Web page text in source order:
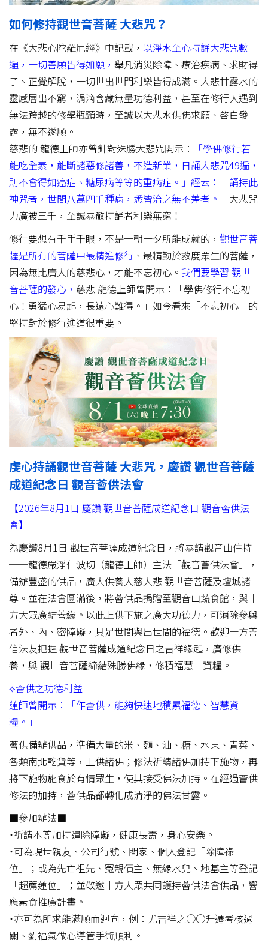
如何修持觀世音菩薩 大悲咒？
在《大悲心陀羅尼經》中記載， 以淨水至心持誦大悲咒數
遍，一切善願皆得如願， 舉凡消災除障、療治疾病、求財得
子、正覺解脫，一切世出世間利樂皆得成滿。大悲甘露水的
靈感層出不窮，涓滴含藏無量功德利益，甚至在修行人遇到
無法跨越的修學瓶頸時，至誠以大悲水供佛求願、啓白發
露，無不遂願。
慈悲的 龍德上師亦曾針對殊勝大悲咒開示：
「學佛修行若
能吃全素，能斷諸惡修諸善，不造新業，日誦大悲咒49遍，
則不會得如癌症、糖尿病等等的重病症。」經云：「誦持此
神咒者，世間八萬四千種病，悉皆治之無不差者。」 大悲咒
力廣被三千，至誠恭敬持誦者利樂無窮！
修行要想有千手千眼，不是一朝一夕所能成就的， 觀世音菩
薩是所有的菩薩中最精進修行 、最精勤於救度眾生的菩薩，
因為無比廣大的慈悲心，才能不忘初心。 我們要學習 觀世
音菩薩的發心， 慈悲 龍德上師曾開示：「學佛修行不忘初
心！勇猛心易起，長遠心難得。」如今看來「不忘初心」的
堅持對於修行進道很重要。
虔心持誦觀世音菩薩 大悲咒，慶讚 觀世音菩薩
成道紀念日 觀音薈供法會
【2026年8月1日 慶讚 觀世音菩薩成道紀念日 觀音薈供法
會】
為慶讚8月1日 觀世音菩薩成道紀念日，將恭請觀音山住持
──龍德嚴淨仁波切（龍德上師）主法「觀音薈供法會」，
備辦豐盛的供品，廣大供養大慈大悲 觀世音菩薩及壇城諸
尊。並在法會圓滿後，將薈供品捐贈至觀音山蔬食館，與十
方大眾廣結善緣。以此上供下施之廣大功德力，可消除參與
者外、內、密障礙，具足世間與出世間的福德。歡迎十方善
信法友把握 觀世音菩薩成道紀念日之吉祥緣起，廣修供
養，與 觀世音菩薩締結殊勝佛緣，修積福慧二資糧。
⟡薈供之功德利益
蓮師曾開示：「作薈供，能夠快速地積累福德、智慧資
糧。」
薈供備辦供品，準備大量的米、麵、油、糖、水果、青菜、
各類南北乾貨等，上供諸佛；修法祈請諸佛加持下施物，再
將下施物施食於有情眾生，使其接受佛法加持。在經過薈供
修法的加持，薈供品都轉化成清淨的佛法甘露。
■參加辦法■
˙祈請本尊加持遣除障礙，健康長壽，身心安樂。
˙可為現世親友、公司行號、閤家、個人登記「除障祿
位」；或為先亡祖先、冤親債主、無緣水兒、地基主等登記
「超薦蓮位」；並敬邀十方大眾共同護持薈供法會供品，響
應素食推廣計畫。
˙亦可為所求能滿願而迴向，例：尤吉祥之○○升遷考核過
關、劉福氣做心導管手術順利。